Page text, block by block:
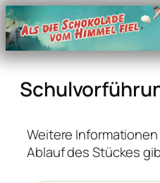
Zum
Inhalt
springen
Weitere
Ablauf des Stückes